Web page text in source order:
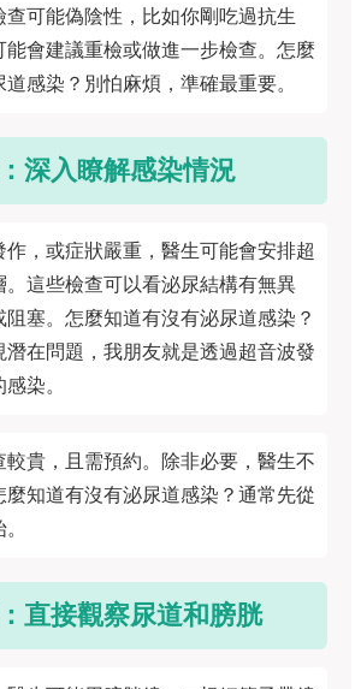
查可能偽陰性，比如你剛吃過抗生
能會建議重檢或做進一步檢查。怎麼
感染？別怕麻煩，準確最重要。
深入瞭解感染情況
作，或症狀嚴重，醫生可能會安排超
。這些檢查可以看泌尿結構有無異
塞。怎麼知道有沒有泌尿道感染？
潛在問題，我朋友就是透過超音波發
染。
較貴，且需預約。除非必要，醫生不
麼知道有沒有泌尿道感染？通常先從
直接觀察尿道和膀胱